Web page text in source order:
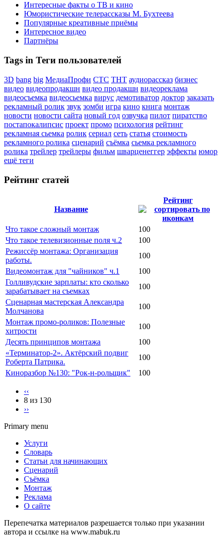
Интересные факты о ТВ и кино
Юмористические телерассказы М. Бухтеева
Популярные креативные приёмы
Интересное видео
Партнёры
Tags in Теги пользователей
3D bang big МедиаПрофи СТС ТНТ аудиорассказ бизнес
видео видеопродакшн видео продакшн видеореклама
видеосъемка видеосьемка вирус демотиватор доктор заказать
рекламный ролик звук зомби игра кино книга монтаж
новости новости сайта новый год озвучка пилот пиратство
постапокалипсис проект промо психология рейтинг
рекламная сьемка ролик сериал сеть статья стоимость
рекламного ролика сценарий съёмка сьемка рекламного
ролика трейлер трейлеры фильм шварценеггер эффекты юмор
ещё теги
Рейтинг статей
Название
Рейтинг
Что такое сложный монтаж
100
Что такое телевизионные поля ч.2
100
Режиссёр монтажа: Организация
работы.
100
Видеомонтаж для "чайников" ч.1
100
Голливудские зарплаты: кто сколько
зарабатывает на съемках
100
Сценарная мастерская Александра
Молчанова
100
Монтаж промо-роликов: Полезные
хитрости
100
Десять принципов монтажа
100
«Терминатор-2». Актёрский подвиг
Роберта Патрика.
100
Киноразбор №130: "Рок-н-рольщик"
100
‹‹
8 из 130
››
Primary menu
Услуги
Словарь
Статьи для начинающих
Сценарий
Съёмка
Монтаж
Реклама
О сайте
Перепечатка материалов разрешается только при указании
автора и ссылке на www.mabuk.ru